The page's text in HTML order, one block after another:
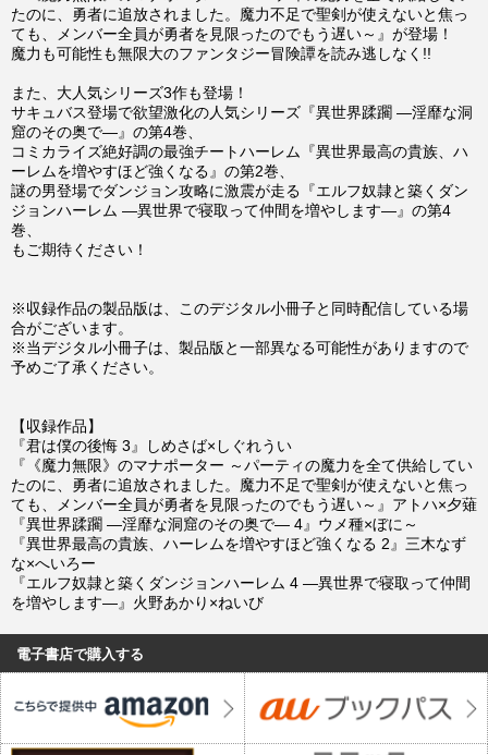
たのに、勇者に追放されました。魔力不足で聖剣が使えないと焦っ
ても、メンバー全員が勇者を見限ったのでもう遅い～』が登場！
魔力も可能性も無限大のファンタジー冒険譚を読み逃しなく!!
また、大人気シリーズ3作も登場！
サキュバス登場で欲望激化の人気シリーズ『異世界蹂躙 ―淫靡な洞
窟のその奥で―』の第4巻、
コミカライズ絶好調の最強チートハーレム『異世界最高の貴族、ハ
ーレムを増やすほど強くなる』の第2巻、
謎の男登場でダンジョン攻略に激震が走る『エルフ奴隷と築くダン
ジョンハーレム ―異世界で寝取って仲間を増やします―』の第4
巻、
もご期待ください！
※収録作品の製品版は、このデジタル小冊子と同時配信している場
合がございます。
※当デジタル小冊子は、製品版と一部異なる可能性がありますので
予めご了承ください。
【収録作品】
『君は僕の後悔 3』しめさば×しぐれうい
『《魔力無限》のマナポーター ～パーティの魔力を全て供給してい
たのに、勇者に追放されました。魔力不足で聖剣が使えないと焦っ
ても、メンバー全員が勇者を見限ったのでもう遅い～』アトハ×夕薙
『異世界蹂躙 ―淫靡な洞窟のその奥で― 4』ウメ種×ぼに～
『異世界最高の貴族、ハーレムを増やすほど強くなる 2』三木なず
な×へいろー
『エルフ奴隷と築くダンジョンハーレム 4 ―異世界で寝取って仲間
を増やします―』火野あかり×ねいび
電子書店で購入する